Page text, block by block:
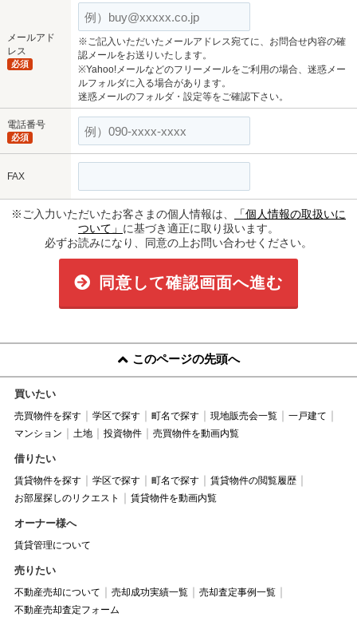
メールアド
レス
必須
※ご記入いただいたメールアドレス宛てに、お問合せ内容の確
認メールをお送りいたします。
※Yahoo!メールなどのフリーメールをご利用の場合、迷惑メー
ルフォルダに入る場合があります。
迷惑メールのフォルダ・設定等をご確認下さい。
電話番号
必須
FAX
※ご入力いただいたお客さまの個人情報は、
「個人情報の取扱いに
ついて」 に基づき適正に取り扱います。
必ずお読みになり、同意の上お問い合わせください。
同意して確認画面へ進む
このページの先頭へ
買いたい
売買物件を探す 学区で探す 町名で探す 現地販売会一覧
一戸建て
マンション
土地 投資物件 売買物件を動画内覧
借りたい
賃貸物件を探す 学区で探す 町名で探す
賃貸物件の閲覧履歴
お部屋探しのリクエスト
賃貸物件を動画内覧
オーナー様へ
賃貸管理について
売りたい
不動産売却について 売却成功実績一覧
売却査定事例一覧
不動産売却査定フォーム